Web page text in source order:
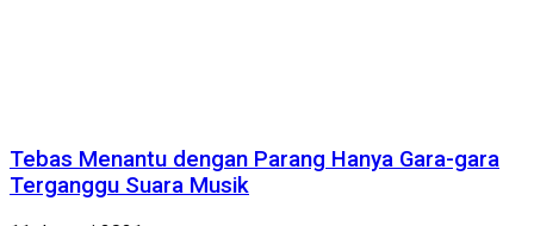
Tebas Menantu dengan Parang Hanya Gara-gara
Terganggu Suara Musik